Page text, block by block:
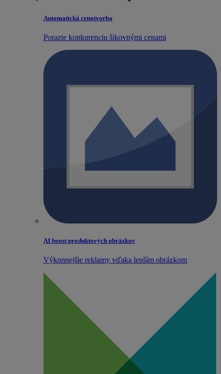
Automatická cenotvorba
Porazte konkurenciu šikovnými cenami
AI boost produktových obrázkov
Výkonnejšie reklamy vďaka lepším obrázkom